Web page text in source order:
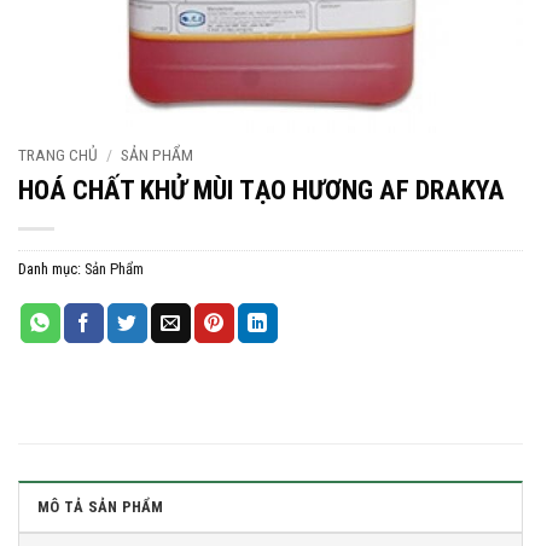
TRANG CHỦ / SẢN PHẨM
HOÁ CHẤT KHỬ MÙI TẠO HƯƠNG AF DRAKYA
Danh mục: Sản Phẩm
MÔ TẢ SẢN PHẨM